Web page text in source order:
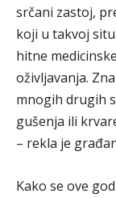
srčani zastoj,
koji u takvoj
hitne
oživljavanja.
mnogih drugih
gušenja ili
– rekla je
Kako se ove